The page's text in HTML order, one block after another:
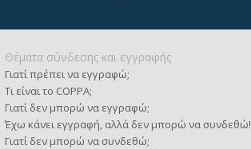
Θέματα σύνδεσης και εγγραφής
Γιατί πρέπει να εγγραφώ;
Τι είναι το COPPA;
Γιατί δεν μπορώ να εγγραφώ;
Έχω κάνει εγγραφή, αλλά δεν μπορώ να συνδεθώ!
Γιατί δεν μπορώ να συνδεθώ;